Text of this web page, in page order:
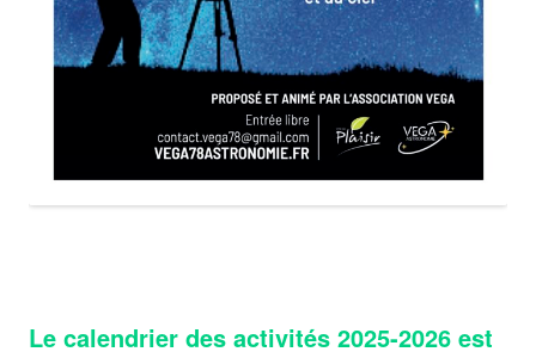
Le calendrier des activités 2025-2026 est